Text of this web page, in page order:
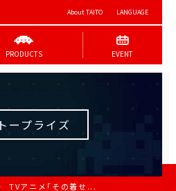
About TAITO LANGUAGE
PRODUCTS EVENT
ープライズ
TVアニメ「その着せ...